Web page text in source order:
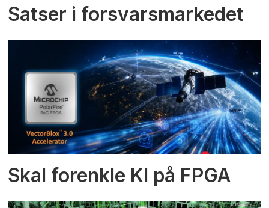
Satser i forsvarsmarkedet
Skal forenkle KI på FPGA